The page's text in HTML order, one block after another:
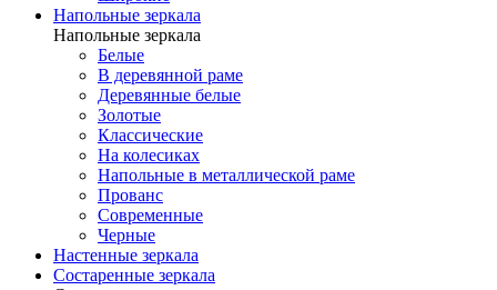
Напольные зеркала
Напольные зеркала
Белые
В деревянной раме
Деревянные белые
Золотые
Классические
На колесиках
Напольные в металлической раме
Прованс
Современные
Черные
Настенные зеркала
Состаренные зеркала